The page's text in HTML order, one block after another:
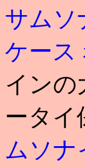
サムソ
ケース
インの
ータイ
ムソ